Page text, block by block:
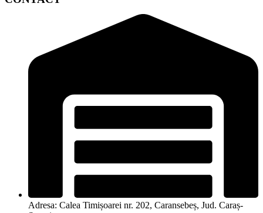
Adresa: Calea Timișoarei nr. 202, Caransebeș, Jud. Caraș-